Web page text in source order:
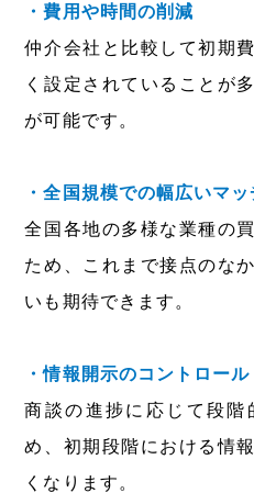
・費用や時間の削減
仲介会社と比較して初期
く設定されていることが
が可能です。
・全国規模での幅広いマ
全国各地の多様な業種の
ため、これまで接点のな
いも期待できます。
・情報開示のコントロール
商談の進捗に応じて段階
め、初期段階における情
くなります。